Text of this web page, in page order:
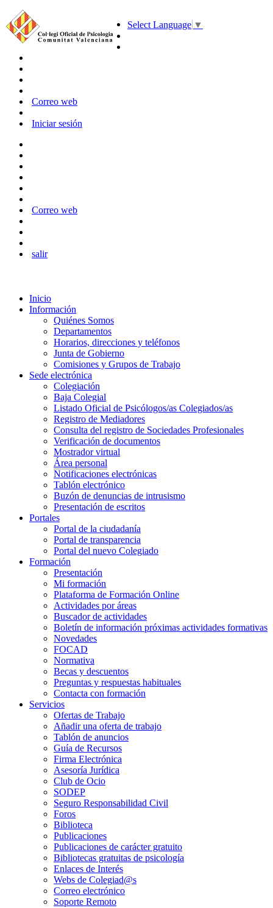
Select Language ▼
Correo web
Iniciar sesión
Correo web
salir
Inicio
Información
Quiénes Somos
Departamentos
Horarios, direcciones y teléfonos
Junta de Gobierno
Comisiones y Grupos de Trabajo
Sede electrónica
Colegiación
Baja Colegial
Listado Oficial de Psicólogos/as Colegiados/as
Registro de Mediadores
Consulta del registro de Sociedades Profesionales
Verificación de documentos
Mostrador virtual
Área personal
Notificaciones electrónicas
Tablón electrónico
Buzón de denuncias de intrusismo
Presentación de escritos
Portales
Portal de la ciudadanía
Portal de transparencia
Portal del nuevo Colegiado
Formación
Presentación
Mi formación
Plataforma de Formación Online
Actividades por áreas
Buscador de actividades
Boletín de información próximas actividades formativas
Novedades
FOCAD
Normativa
Becas y descuentos
Preguntas y respuestas habituales
Contacta con formación
Servicios
Ofertas de Trabajo
Añadir una oferta de trabajo
Tablón de anuncios
Guía de Recursos
Firma Electrónica
Asesoría Jurídica
Club de Ocio
SODEP
Seguro Responsabilidad Civil
Foros
Biblioteca
Publicaciones
Publicaciones de carácter gratuito
Bibliotecas gratuitas de psicología
Enlaces de Interés
Webs de Colegiad@s
Correo electrónico
Soporte Remoto